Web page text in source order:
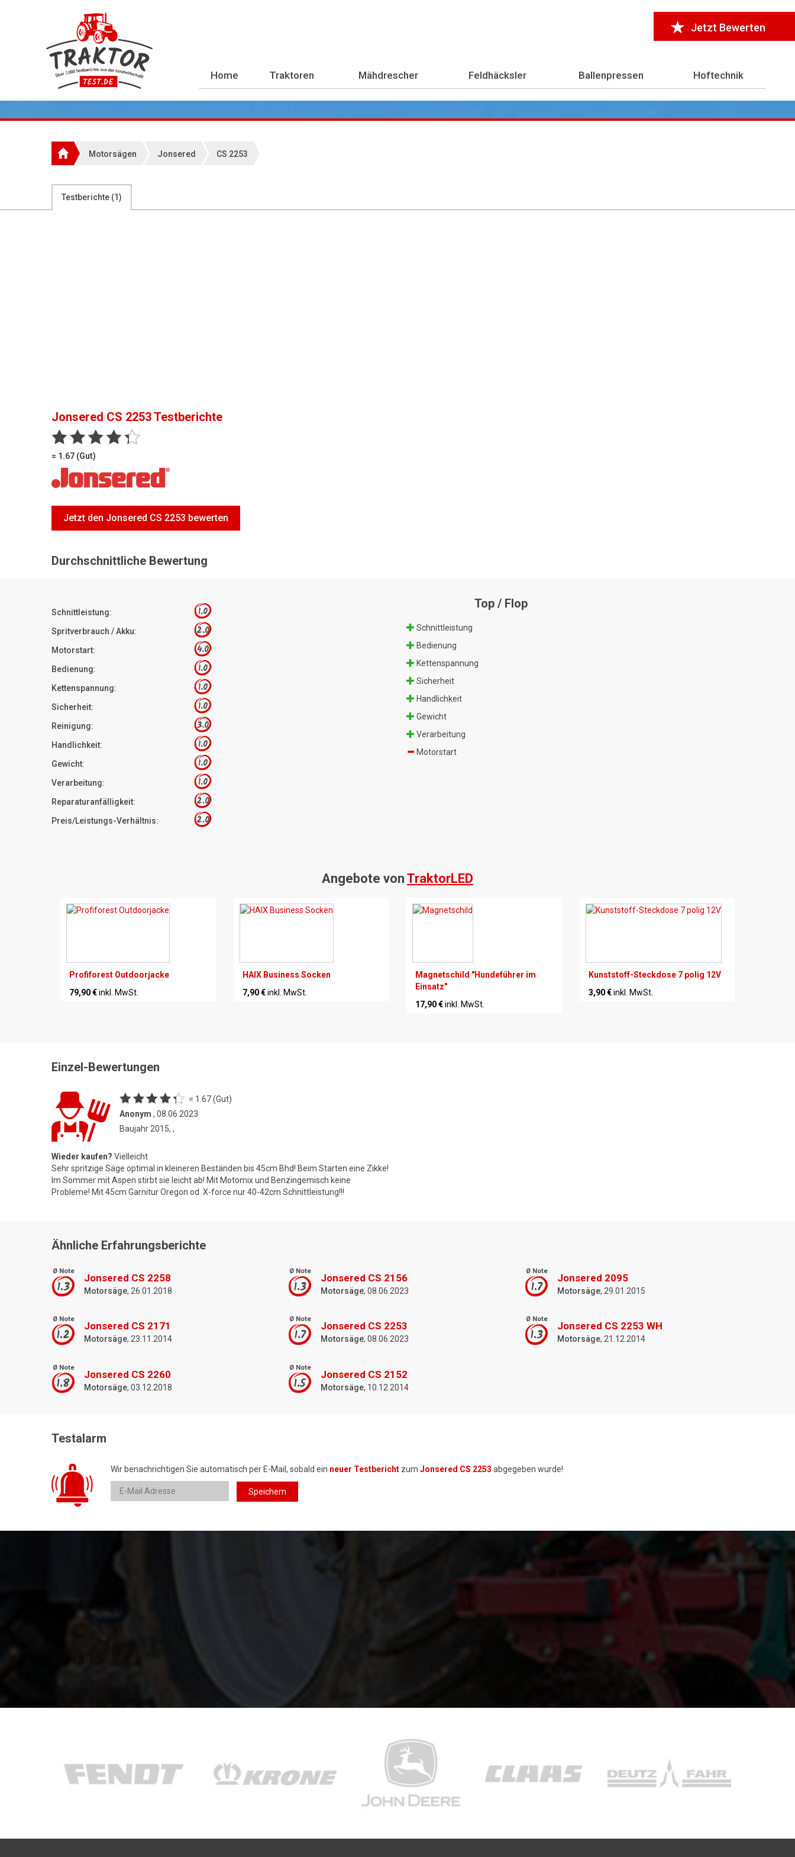
Jetzt Bewerten
Home Traktoren Mähdrescher Feldhäcksler Ballenpressen Hoftechnik
Motorsägen Jonsered CS 2253
Testberichte (1)
Jonsered CS 2253Testberichte
= 1.67 (Gut)
Jetzt den Jonsered CS 2253 bewerten
Durchschnittliche Bewertung
Schnittleistung: 1.0
Spritverbrauch / Akku: 2.0
Motorstart: 4.0
Bedienung: 1.0
Kettenspannung: 1.0
Sicherheit: 1.0
Reinigung: 3.0
Handlichkeit: 1.0
Gewicht: 1.0
Verarbeitung: 1.0
Reparaturanfälligkeit: 2.0
Preis/Leistungs-Verhältnis: 2.0
Top / Flop
Schnittleistung
Bedienung
Kettenspannung
Sicherheit
Handlichkeit
Gewicht
Verarbeitung
Motorstart
Angebote von TraktorLED
Profiforest Outdoorjacke
79,90 €inkl. MwSt.
HAIX Business Socken
7,90 € inkl. MwSt.
Magnetschild "Hundeführer im
Einsatz"
17,90 €inkl. MwSt.
Kunststoff-Steckdose 7 polig 12V
3,90 € inkl. MwSt.
Einzel-Bewertungen
= 1.67 (Gut)
Anonym , 08.06.2023
Baujahr 2015, ,
Wieder kaufen? Vielleicht
Sehr spritzige Säge optimal in kleineren Beständen bis 45cm Bhd! Beim Starten eine Zikke!
Im Sommer mit Aspen stirbt sie leicht ab! Mit Motomix und Benzingemisch keine
Probleme! Mit 45cm Garnitur Oregon od. X-force nur 40-42cm Schnittleistung!!!
Ähnliche Erfahrungsberichte
Ø Note
1.3
Jonsered CS 2258
Motorsäge, 26.01.2018
Ø Note
1.3
Jonsered CS 2156
Motorsäge, 08.06.2023
Ø Note
1.7
Jonsered 2095
Motorsäge, 29.01.2015
Ø Note
1.2
Jonsered CS 2171
Motorsäge, 23.11.2014
Ø Note
1.7
Jonsered CS 2253
Motorsäge, 08.06.2023
Ø Note
1.3
Jonsered CS 2253 WH
Motorsäge, 21.12.2014
Ø Note
1.8
Jonsered CS 2260
Motorsäge, 03.12.2018
Ø Note
1.5
Jonsered CS 2152
Motorsäge, 10.12.2014
Testalarm
Wir benachrichtigen Sie automatisch per E-Mail, sobald ein neuer Testbericht zum Jonsered CS 2253 abgegeben wurde!
Speichern